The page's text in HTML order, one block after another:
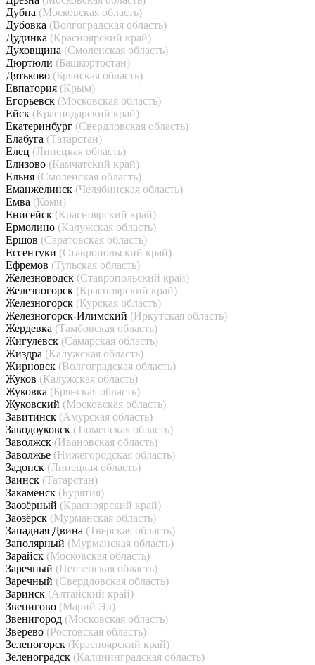
Дубна (Московская область)
Дубовка (Волгоградская область)
Дудинка (Красноярский край)
Духовщина (Смоленская область)
Дюртюли (Башкортостан)
Дятьково (Брянская область)
Евпатория (Крым)
Егорьевск (Московская область)
Ейск (Краснодарский край)
Екатеринбург (Свердловская область)
Елабуга (Татарстан)
Елец (Липецкая область)
Елизово (Камчатский край)
Ельня (Смоленская область)
Еманжелинск (Челябинская область)
Емва (Коми)
Енисейск (Красноярский край)
Ермолино (Калужская область)
Ершов (Саратовская область)
Ессентуки (Ставропольский край)
Ефремов (Тульская область)
Железноводск (Ставропольский край)
Железногорск (Красноярский край)
Железногорск (Курская область)
Железногорск-Илимский (Иркутская область)
Жердевка (Тамбовская область)
Жигулёвск (Самарская область)
Жиздра (Калужская область)
Жирновск (Волгоградская область)
Жуков (Калужская область)
Жуковка (Брянская область)
Жуковский (Московская область)
Завитинск (Амурская область)
Заводоуковск (Тюменская область)
Заволжск (Ивановская область)
Заволжье (Нижегородская область)
Задонск (Липецкая область)
Заинск (Татарстан)
Закаменск (Бурятия)
Заозёрный (Красноярский край)
Заозёрск (Мурманская область)
Западная Двина (Тверская область)
Заполярный (Мурманская область)
Зарайск (Московская область)
Заречный (Пензенская область)
Заречный (Свердловская область)
Заринск (Алтайский край)
Звенигово (Марий Эл)
Звенигород (Московская область)
Зверево (Ростовская область)
Зеленогорск (Красноярский край)
Зеленоградск (Калининградская область)